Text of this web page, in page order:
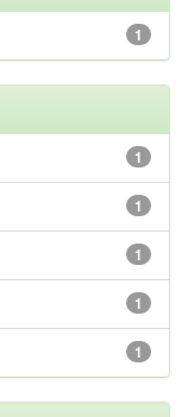
1
1
1
1
1
1